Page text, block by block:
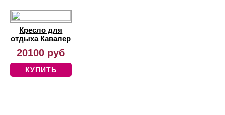
Кресло для
отдыха Кавалер
20100 руб
КУПИТЬ